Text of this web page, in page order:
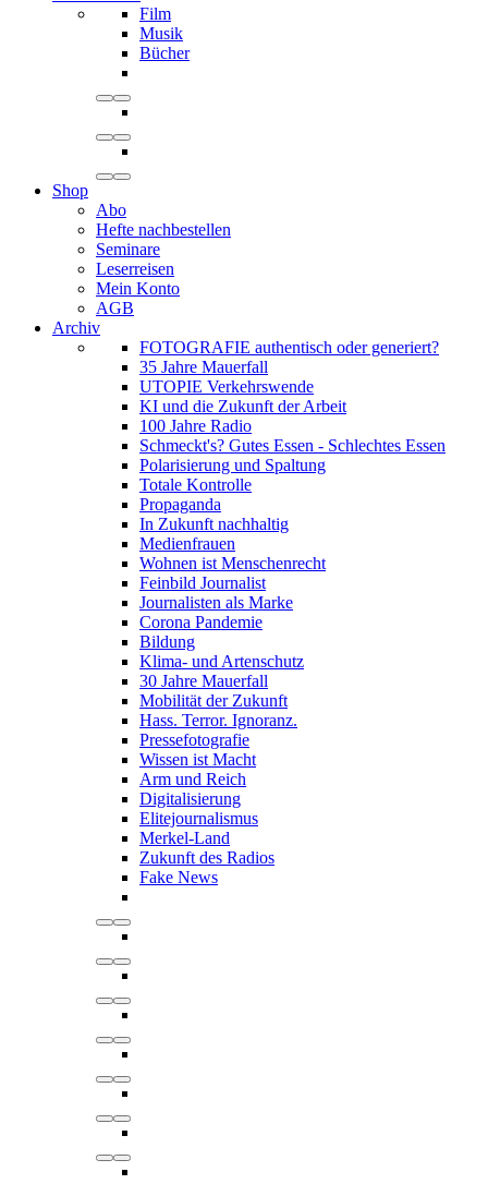
Film
Musik
Bücher
Shop
Abo
Hefte nachbestellen
Seminare
Leserreisen
Mein Konto
AGB
Archiv
FOTOGRAFIE authentisch oder generiert?
35 Jahre Mauerfall
UTOPIE Verkehrswende
KI und die Zukunft der Arbeit
100 Jahre Radio
Schmeckt's? Gutes Essen - Schlechtes Essen
Polarisierung und Spaltung
Totale Kontrolle
Propaganda
In Zukunft nachhaltig
Medienfrauen
Wohnen ist Menschenrecht
Feinbild Journalist
Journalisten als Marke
Corona Pandemie
Bildung
Klima- und Artenschutz
30 Jahre Mauerfall
Mobilität der Zukunft
Hass. Terror. Ignoranz.
Pressefotografie
Wissen ist Macht
Arm und Reich
Digitalisierung
Elitejournalismus
Merkel-Land
Zukunft des Radios
Fake News